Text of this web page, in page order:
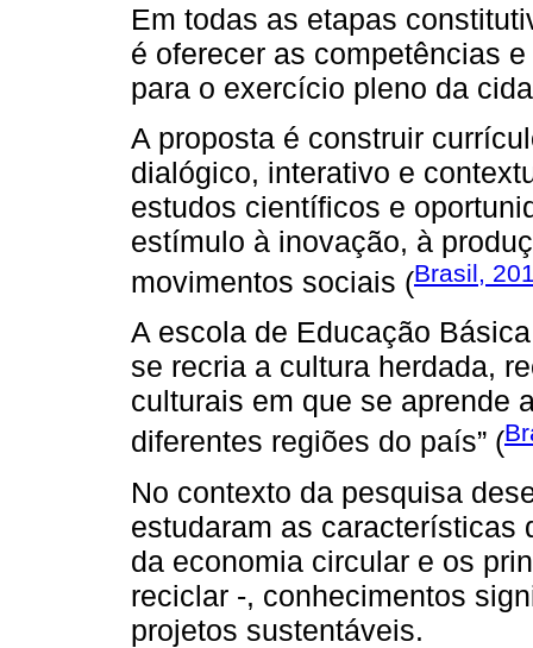
Em todas as etapas
é oferecer as competências
para o exercício pleno da
A proposta é construir
dialógico, interativo e
estudos científicos e
estímulo à inovação, à
movimentos sociais (Brasil,
A escola de Educação
se recria a cultura herdada,
culturais em que se aprende
diferentes regiões do país” (
No contexto da pesquisa
estudaram as características
da economia circular e os
reciclar -, conhecimentos
projetos sustentáveis.